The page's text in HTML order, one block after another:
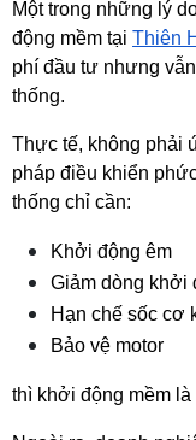
Một trong những lý
động mềm tại Thiên
phí đầu tư nhưng
thống.
Thực tế, không phải
pháp điều khiển
thống chỉ cần:
Khởi động êm
Giảm dòng khởi
Hạn chế sốc cơ
Bảo vệ motor
thì khởi động mềm